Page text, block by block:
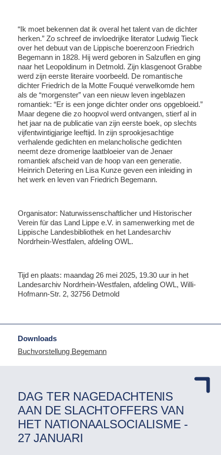
“Ik moet bekennen dat ik overal het talent van de dichter
herken.” Zo schreef de invloedrijke literator Ludwig Tieck
over het debuut van de Lippische boerenzoon Friedrich
Begemann in 1828. Hij werd geboren in Salzuflen en ging
naar het Leopoldinum in Detmold. Zijn klasgenoot Grabbe
werd zijn eerste literaire voorbeeld. De romantische
dichter Friedrich de la Motte Fouqué verwelkomde hem
als de “morgenster” van een nieuw leven ingeblazen
romantiek: “Er is een jonge dichter onder ons opgebloeid.”
Maar degene die zo hoopvol werd ontvangen, stierf al in
het jaar na de publicatie van zijn eerste boek, op slechts
vijfentwintigjarige leeftijd. In zijn sprookjesachtige
verhalende gedichten en melancholische gedichten
neemt deze dromerige laatbloeier van de Jenaer
romantiek afscheid van de hoop van een generatie.
Heinrich Detering en Lisa Kunze geven een inleiding in
het werk en leven van Friedrich Begemann.
Organisator: Naturwissenschaftlicher und Historischer
Verein für das Land Lippe e.V. in samenwerking met de
Lippische Landesbibliothek en het Landesarchiv
Nordrhein-Westfalen, afdeling OWL.
Tijd en plaats: maandag 26 mei 2025, 19.30 uur in het
Landesarchiv Nordrhein-Westfalen, afdeling OWL, Willi-
Hofmann-Str. 2, 32756 Detmold
Downloads
Buchvorstellung Begemann
DAG TER NAGEDACHTENIS
AAN DE SLACHTOFFERS VAN
HET NATIONAALSOCIALISME -
27 JANUARI